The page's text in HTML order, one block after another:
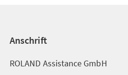
Anschrift
ROLAND Assistance GmbH